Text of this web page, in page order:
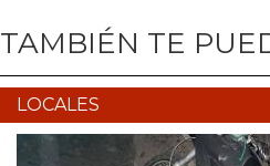
TAMBIÉN TE
LOCALES